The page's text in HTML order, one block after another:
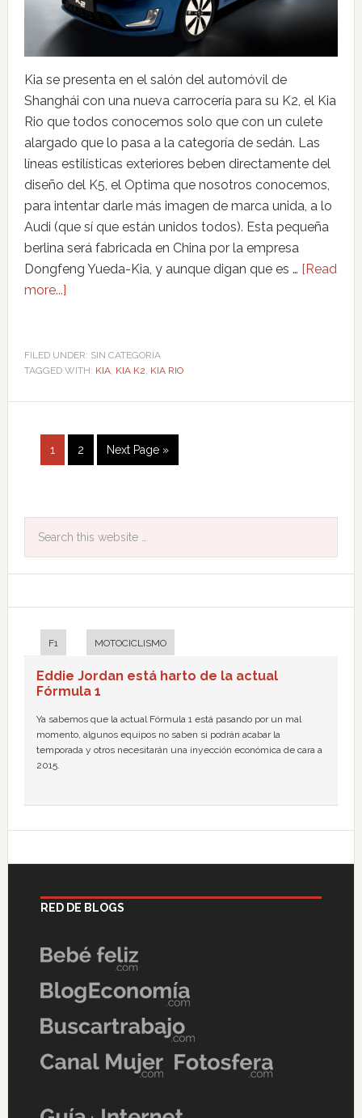
Kia se presenta en el salón del automóvil de
Shanghái con una nueva carrocería para su K2, el Kia
Rio que todos conocemos solo que con un culete
alargado que lo pasa a la categoría de sedán. Las
líneas estilísticas exteriores beben directamente del
diseño del K5, el Optima que nosotros conocemos,
para intentar darle más imagen de marca unida, a lo
Audi (que sí que están unidos todos). Esta pequeña
berlina será fabricada en China por la empresa
Dongfeng Yueda-Kia, y aunque digan que es … [Read
more...]
FILED UNDER: SIN CATEGORÍA
TAGGED WITH: KIA, KIA K2, KIA RIO
1 2 Next Page »
F1 MOTOCICLISMO
Eddie Jordan está harto de la actual
Fórmula 1
Ya sabemos que la actual Fórmula 1 está pasando por un mal
momento, algunos equipos no saben si podrán acabar la
temporada y otros necesitarán una inyección económica de cara a
2015.
RED DE BLOGS